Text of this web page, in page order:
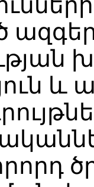
և